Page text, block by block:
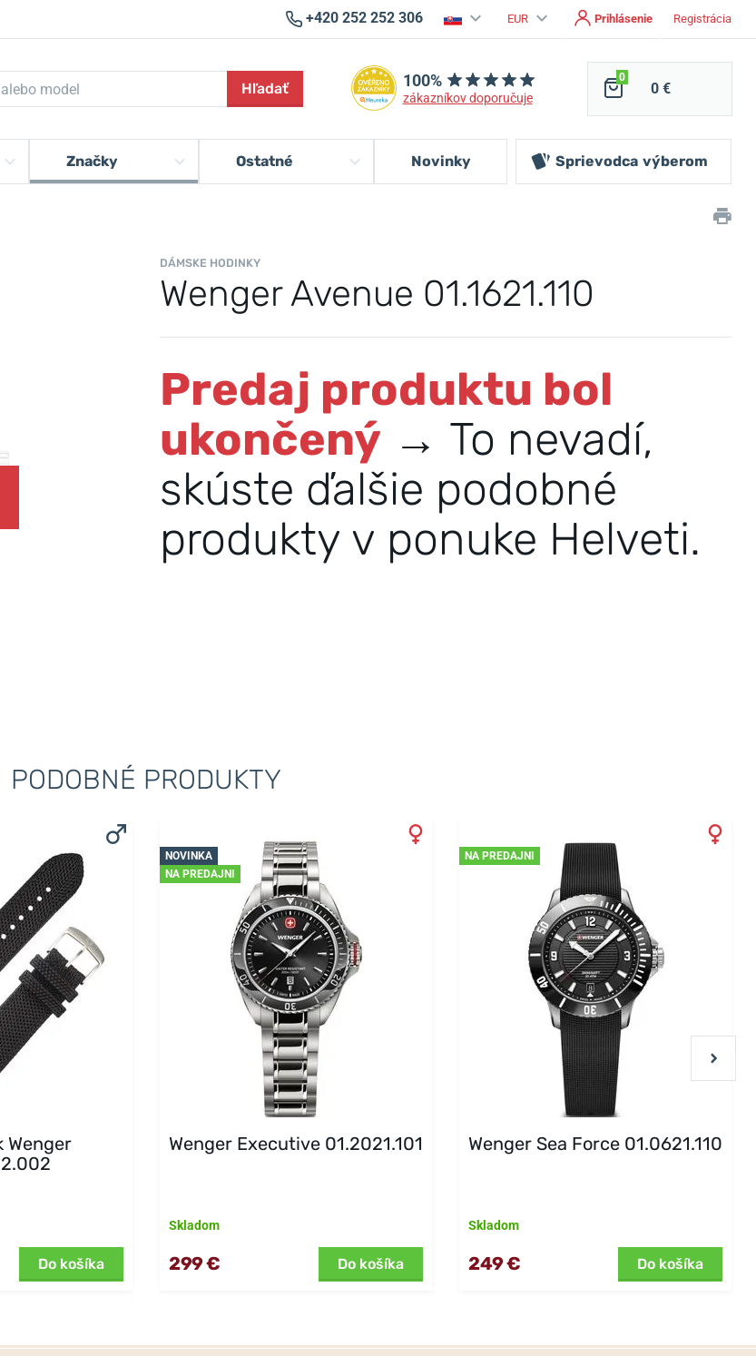
+420 252 252 306 EUR Prihlásenie Registrácia
Hľadať 100%
zákazníkov doporučuje
0
0 €
Značky Ostatné Novinky Sprievodca výberom
DÁMSKE HODINKY
Wenger Avenue 01.1621.110
Predaj produktu bol
ukončený → To nevadí,
skúste ďalšie podobné
produkty v ponuke Helveti.
PODOBNÉ PRODUKTY
Wenger
Do košíka
NOVINKA
NA PREDAJNI
Wenger Executive 01.2021.101
Skladom
299 € Do košíka
NA PREDAJNI
Wenger Sea Force 01.0621.110
Skladom
249 € Do košíka